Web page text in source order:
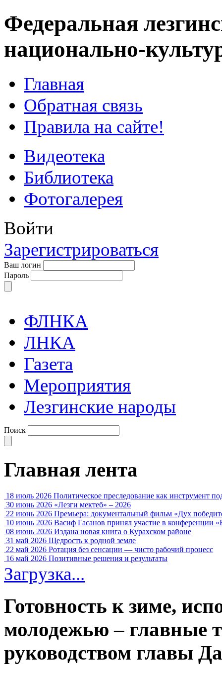
Федеральная
национально-
Главная
Обратная связь
Правила на сайте!
Видеотека
Библиотека
Фотогалерея
Войти
Зарегистрироваться
Ваш логин
Пароль
ФЛНКА
ЛНКА
Газета
Мероприятия
Лезгинские народы
Поиск
Главная лента
18 июль 2026 Политическое преследование как инструмент
30 июнь 2026 «Лезги мектеб» – 2026
22 июнь 2026 Премьера: документальный фильм «Дух
10 июнь 2026 Васиф Гасанов принял участие в конференции
08 июнь 2026 Издана новая книга о Курахском районе
31 май 2026 Щедрость к родной земле
22 май 2026 Ротация без сенсации — чисто рабочий процесс
16 май 2026 Позитивные решения и результаты
Загрузка...
Готовность к зиме,
молодежью – главные
руководством главы